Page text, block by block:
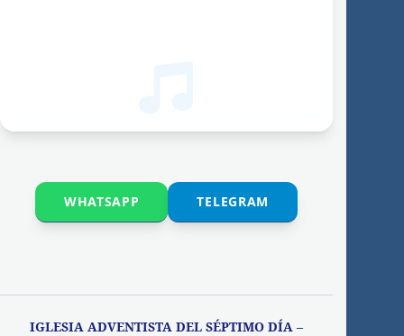
WHATSAPP TELEGRAM
IGLESIA ADVENTISTA DEL SÉPTIMO DÍA –